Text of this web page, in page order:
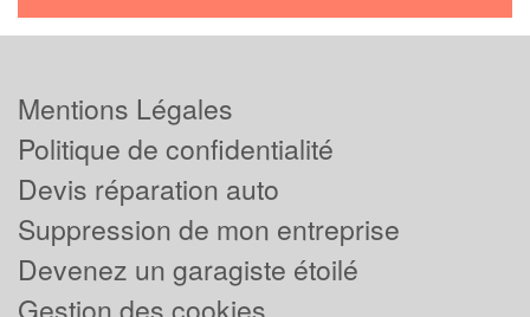
Mentions Légales
Politique de confidentialité
Devis réparation auto
Suppression de mon entreprise
Devenez un garagiste étoilé
Gestion des cookies